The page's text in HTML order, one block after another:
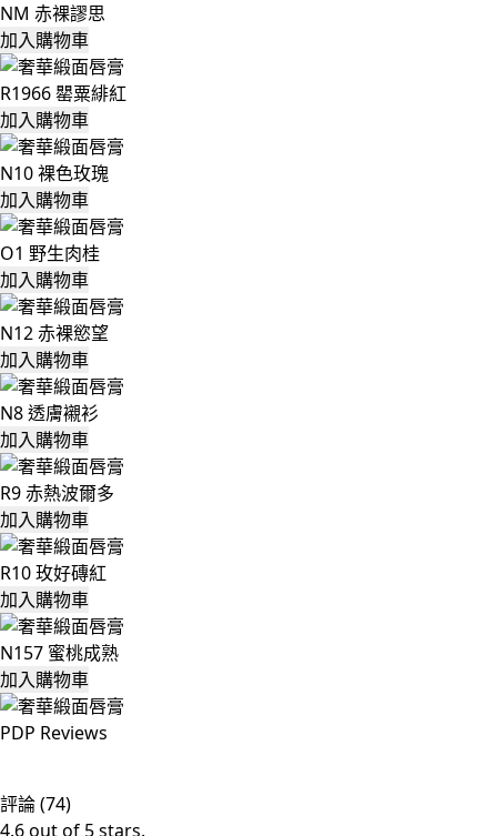
NM 赤裸謬思
加入購物車
R1966 罌粟緋紅
加入購物車
N10 裸色玫瑰
加入購物車
O1 野生肉桂
加入購物車
N12 赤裸慾望
加入購物車
N8 透膚襯衫
加入購物車
R9 赤熱波爾多
加入購物車
R10 玫好磚紅
加入購物車
N157 蜜桃成熟
加入購物車
PDP Reviews
評論 (74)
4.6 out of 5 stars.